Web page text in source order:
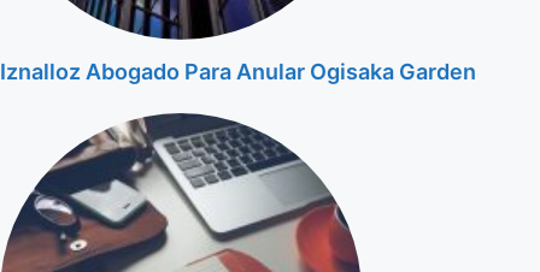
Iznalloz Abogado Para Anular Ogisaka Garden